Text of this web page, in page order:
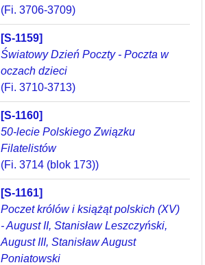
(Fi. 3706-3709)
[S-1159]
Światowy Dzień Poczty - Poczta w
oczach dzieci
(Fi. 3710-3713)
[S-1160]
50-lecie Polskiego Związku
Filatelistów
(Fi. 3714 (blok 173))
[S-1161]
Poczet królów i książąt polskich (XV)
- August II, Stanisław Leszczyński,
August III, Stanisław August
Poniatowski